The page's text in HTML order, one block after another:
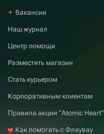
Вакансии
Наш журнал
Центр помощи
Разместить магазин
Стать курьером
Корпоративным клиентам
Правила акции “Atomic Heart”
Как помогать с Флаувау